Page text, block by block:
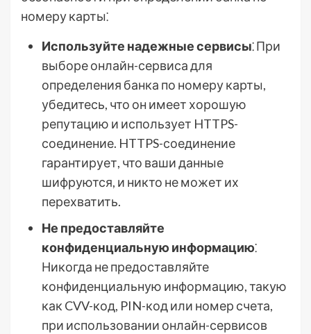
номеру карты⁚
Используйте надежные сервисы⁚ При
выборе онлайн-сервиса для
определения банка по номеру карты,
убедитесь, что он имеет хорошую
репутацию и использует HTTPS-
соединение. HTTPS-соединение
гарантирует, что ваши данные
шифруются, и никто не может их
перехватить.
Не предоставляйте
конфиденциальную информацию⁚
Никогда не предоставляйте
конфиденциальную информацию, такую
как CVV-код, PIN-код или номер счета,
при использовании онлайн-сервисов